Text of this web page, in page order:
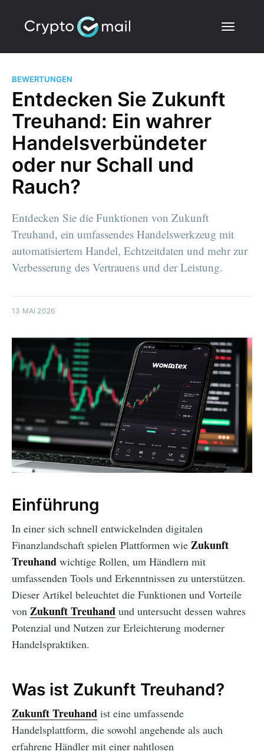
BEWERTUNGEN
Entdecken Sie Zukunft
Treuhand: Ein wahrer
Handelsverbündeter
oder nur Schall und
Rauch?
Entdecken Sie die Funktionen von Zukunft
Treuhand, ein umfassendes Handelswerkzeug mit
automatisiertem Handel, Echtzeitdaten und mehr zur
Verbesserung des Vertrauens und der Leistung.
13 MAI 2026
Einführung
In einer sich schnell entwickelnden digitalen
Finanzlandschaft spielen Plattformen wie Zukunft
Treuhand wichtige Rollen, um Händlern mit
umfassenden Tools und Erkenntnissen zu unterstützen.
Dieser Artikel beleuchtet die Funktionen und Vorteile
von Zukunft Treuhand und untersucht dessen wahres
Potenzial und Nutzen zur Erleichterung moderner
Handelspraktiken.
Was ist Zukunft Treuhand?
Zukunft Treuhand ist eine umfassende
Handelsplattform, die sowohl angehende als auch
erfahrene Händler mit einer nahtlosen